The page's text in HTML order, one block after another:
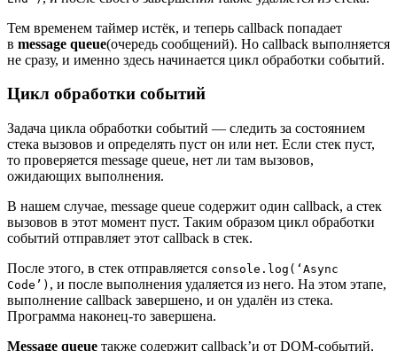
Тем временем таймер истёк, и теперь callback попадает
в message queue(очередь сообщений). Но callback выполняется
не сразу, и именно здесь начинается цикл обработки событий.
Цикл обработки событий
Задача цикла обработки событий ― следить за состоянием
стека вызовов и определять пуст он или нет. Если стек пуст,
то проверяется message queue, нет ли там вызовов,
ожидающих выполнения.
В нашем случае, message queue содержит один callback, а стек
вызовов в этот момент пуст. Таким образом цикл обработки
событий отправляет этот callback в стек.
После этого, в стек отправляется console.log(‘Async
Code’) , и после выполнения удаляется из него. На этом этапе,
выполнение callback завершено, и он удалён из стека.
Программа наконец-то завершена.
Message queue также содержит callback’и от DOM-событий,